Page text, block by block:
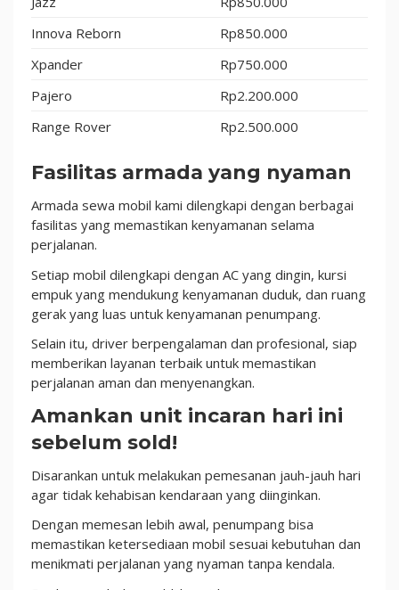
Innova Reborn
Rp850.000
Xpander
Rp750.000
Pajero
Rp2.200.000
Range Rover
Rp2.500.000
Fasilitas armada yang nyaman
Armada sewa mobil kami dilengkapi dengan berbagai
fasilitas yang memastikan kenyamanan selama
perjalanan.
Setiap mobil dilengkapi dengan AC yang dingin, kursi
empuk yang mendukung kenyamanan duduk, dan ruang
gerak yang luas untuk kenyamanan penumpang.
Selain itu, driver berpengalaman dan profesional, siap
memberikan layanan terbaik untuk memastikan
perjalanan aman dan menyenangkan.
Amankan unit incaran hari ini
sebelum sold!
Disarankan untuk melakukan pemesanan jauh-jauh hari
agar tidak kehabisan kendaraan yang diinginkan.
Dengan memesan lebih awal, penumpang bisa
memastikan ketersediaan mobil sesuai kebutuhan dan
menikmati perjalanan yang nyaman tanpa kendala.